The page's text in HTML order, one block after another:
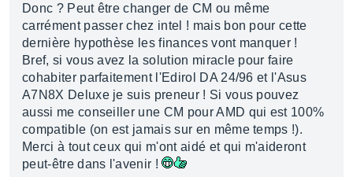
Donc ? Peut être changer de CM ou même
carrément passer chez intel ! mais bon pour cette
dernière hypothèse les finances vont manquer !
Bref, si vous avez la solution miracle pour faire
cohabiter parfaitement l'Edirol DA 24/96 et l'Asus
A7N8X Deluxe je suis preneur ! Si vous pouvez
aussi me conseiller une CM pour AMD qui est 100%
compatible (on est jamais sur en même temps !).
Merci à tout ceux qui m'ont aidé et qui m'aideront
peut-être dans l'avenir !